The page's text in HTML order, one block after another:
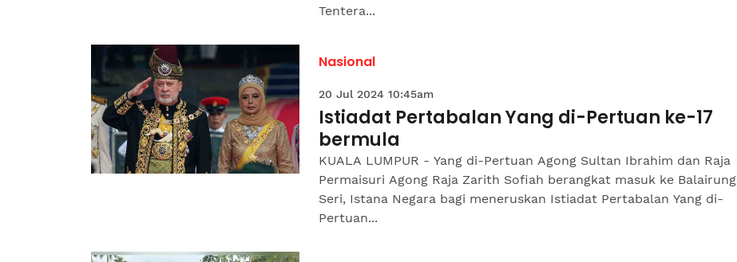
Tentera...
Nasional
20 Jul 2024 10:45am
Istiadat Pertabalan Yang di-Pertuan ke-17
bermula
KUALA LUMPUR - Yang di-Pertuan Agong Sultan Ibrahim dan Raja
Permaisuri Agong Raja Zarith Sofiah berangkat masuk ke Balairung
Seri, Istana Negara bagi meneruskan Istiadat Pertabalan Yang di-
Pertuan...